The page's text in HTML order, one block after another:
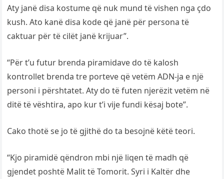
Aty janë disa kostume që nuk mund të vishen nga çdo
kush. Ato kanë disa kode që janë për persona të
caktuar për të cilët janë krijuar”.
“Për t’u futur brenda piramidave do të kalosh
kontrollet brenda tre porteve që vetëm ADN-ja e një
personi i përshtatet. Aty do të futen njerëzit vetëm në
ditë të vështira, apo kur t’i vije fundi kësaj bote”.
Cako thotë se jo të gjithë do ta besojnë këtë teori.
“Kjo piramidë qëndron mbi një liqen të madh që
gjendet poshtë Malit të Tomorit. Syri i Kaltër dhe